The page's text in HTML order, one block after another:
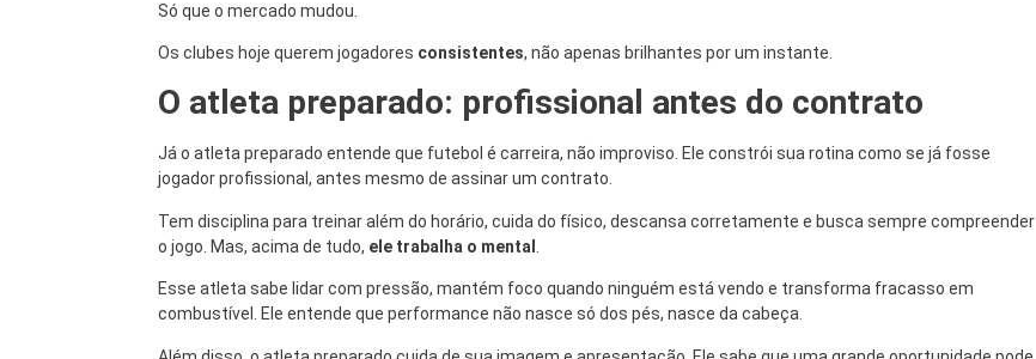
Só que o mercado mudou.
Os clubes hoje querem jogadores consistentes, não apenas brilhantes por um instante.
O atleta preparado: profissional antes do contrato
Já o atleta preparado entende que futebol é carreira, não improviso. Ele constrói sua rotina como se já fosse
jogador profissional, antes mesmo de assinar um contrato.
Tem disciplina para treinar além do horário, cuida do físico, descansa corretamente e busca sempre compreender
o jogo. Mas, acima de tudo, ele trabalha o mental
Esse atleta sabe lidar com pressão, mantém foco quando ninguém está vendo e transforma fracasso em
combustível. Ele entende que performance não nasce só dos pés, nasce da cabeça.